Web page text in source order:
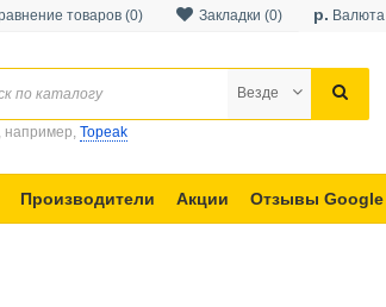
р. Валюта
Закладки (0)
товаров (0)
Везде
Topeak
Производители Акции Отзывы Google